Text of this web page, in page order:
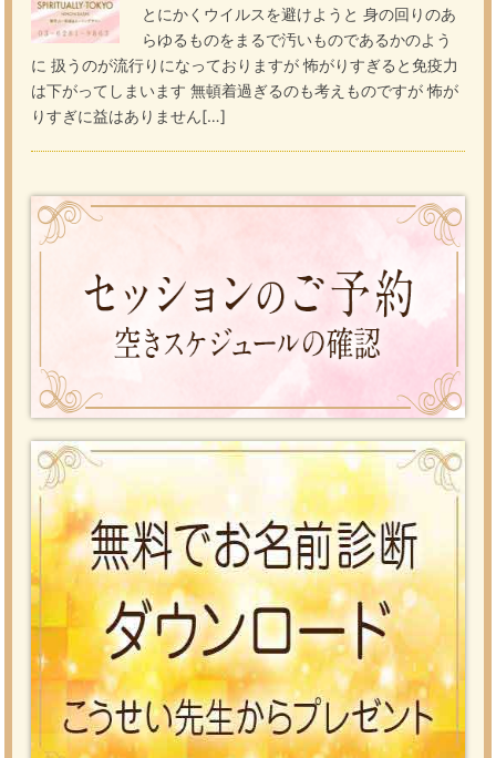
とにかくウイルスを避けようと 身の回りのあ
らゆるものをまるで汚いものであるかのよう
に 扱うのが流行りになっておりますが 怖がりすぎると免疫力
は下がってしまいます 無頓着過ぎるのも考えものですが 怖が
りすぎに益はありません[…]